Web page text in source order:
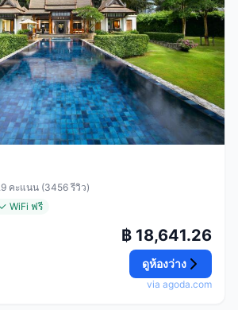
คะแนน (3456 รีวิว)
✓ WiFi ฟรี
฿ 18,641.26
ดูห้องว่าง
via agoda.com